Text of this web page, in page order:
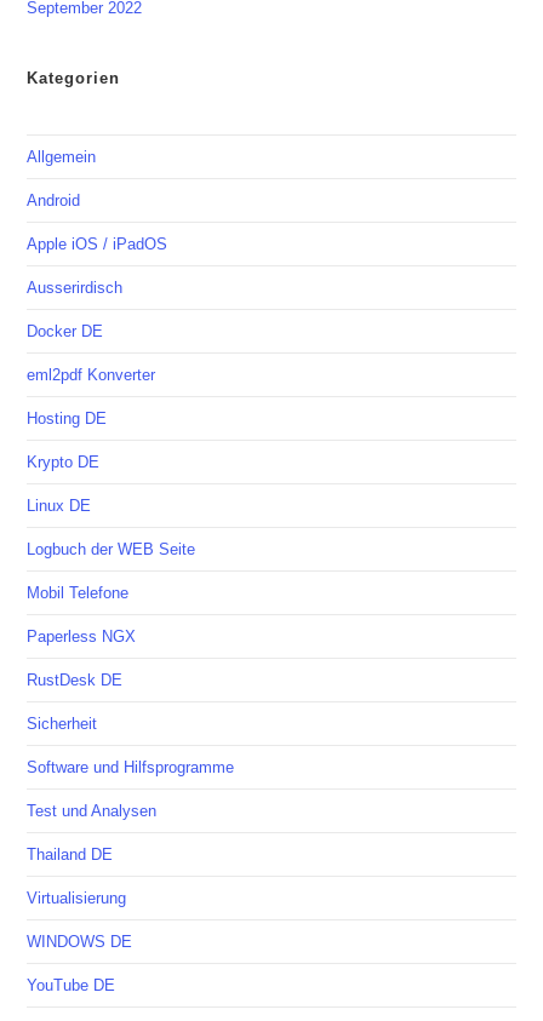
September 2022
Kategorien
Allgemein
Android
Apple iOS / iPadOS
Ausserirdisch
Docker DE
eml2pdf Konverter
Hosting DE
Krypto DE
Linux DE
Logbuch der WEB Seite
Mobil Telefone
Paperless NGX
RustDesk DE
Sicherheit
Software und Hilfsprogramme
Test und Analysen
Thailand DE
Virtualisierung
WINDOWS DE
YouTube DE